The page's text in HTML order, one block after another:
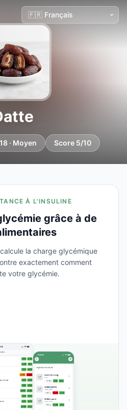
· Moyen Score 5/10
À L'INSULINE
grâce à de
la charge glycémique
exactement comment
votre glycémie.